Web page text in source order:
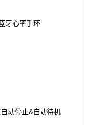
牙心率手环
动停止&自动待机